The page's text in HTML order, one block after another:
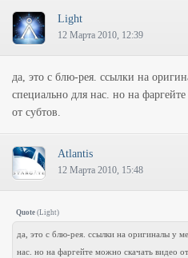
Light
12 Марта 2010, 12:39
да, это с блю-рея. ссылки на
специально для нас. но на
от субтов.
Atlantis
12 Марта 2010, 15:48
Quote (Light)
да, это с блю-рея. ссылки на оригиналы у
нас. но на фаргейте можно скачать видео